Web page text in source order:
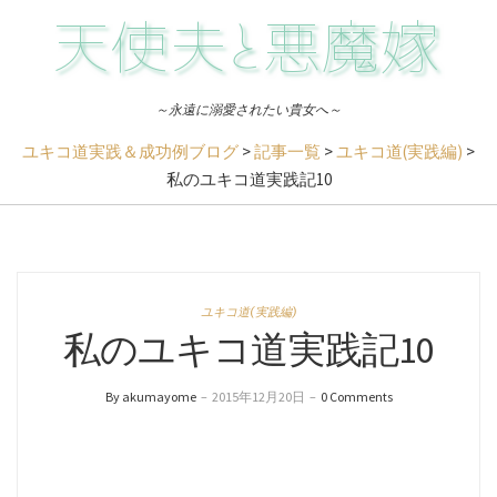
～永遠に溺愛されたい貴女へ～
ユキコ道実践＆成功例ブログ >記事一覧 >ユキコ道(実践編) >
私のユキコ道実践記10
ユキコ道(実践編)
私のユキコ道実践記10
By akumayome – 2015年12月20日 – 0 Comments